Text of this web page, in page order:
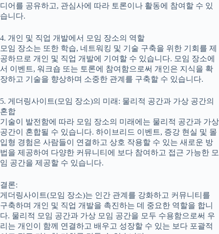
디어를 공유하고, 관심사에 따라 토론이나 활동에 참여할 수 있
습니다.
4. 개인 및 직업 개발에서 모임 장소의 역할
모임 장소는 또한 학습, 네트워킹 및 기술 구축을 위한 기회를 제
공하므로 개인 및 직업 개발에 기여할 수 있습니다. 모임 장소에
서 이벤트, 워크숍 또는 토론에 참여함으로써 개인은 지식을 확
장하고 기술을 향상하며 소중한 관계를 구축할 수 있습니다.
5. 게더링사이트(모임 장소)의 미래: 물리적 공간과 가상 공간의
혼합
기술이 발전함에 따라 모임 장소의 미래에는 물리적 공간과 가상
공간이 혼합될 수 있습니다. 하이브리드 이벤트, 증강 현실 및 몰
입형 경험은 사람들이 연결하고 상호 작용할 수 있는 새로운 방
법을 제공하여 다양한 커뮤니티에 보다 참여하고 접근 가능한 모
임 공간을 제공할 수 있습니다.
결론:
게더링사이트(모임 장소)는 인간 관계를 강화하고 커뮤니티를
구축하며 개인 및 직업 개발을 촉진하는 데 중요한 역할을 합니
다. 물리적 모임 공간과 가상 모임 공간을 모두 수용함으로써 우
리는 개인이 함께 연결하고 배우고 성장할 수 있는 보다 포괄적